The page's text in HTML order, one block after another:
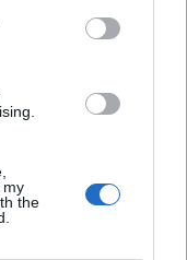
my
the
giorno. Io oggi
azioni
Compriamo
e torniamo
è sceso. È come